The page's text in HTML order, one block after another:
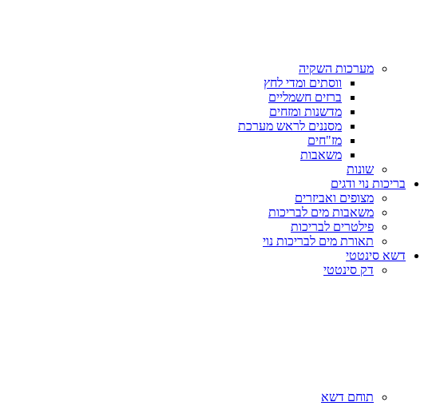
מערכות השקיה
ווסתים ומדי לחץ
ברזים חשמליים
מדשנות ומזחים
מסננים לראש מערכת
מז"חים
משאבות
שונות
בריכות נוי ודגים
מצופים ואביזרים
משאבות מים לבריכות
פילטרים לבריכות
תאורת מים לבריכות נוי
דשא סינטטי
דק סינטטי
תוחם דשא